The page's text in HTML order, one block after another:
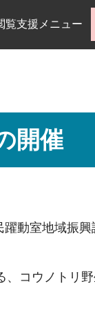
覧支援メニュー
開催
躍動室地域振
コウノトリ